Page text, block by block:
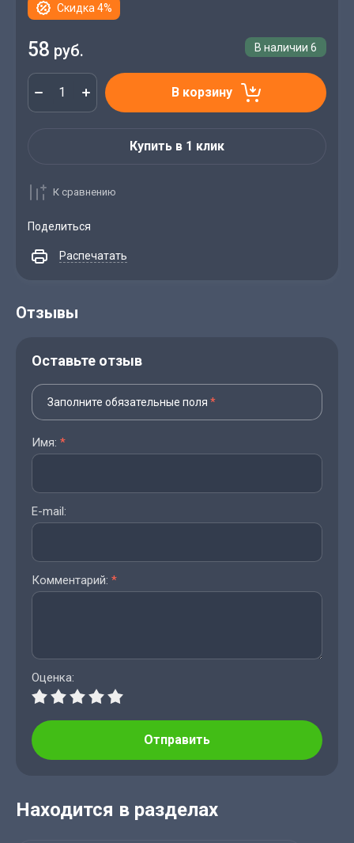
Скидка 4%
В наличии 6
58 руб.
В корзину
Купить в 1 клик
К сравнению
Поделиться
Распечатать
Отзывы
Оставьте отзыв
Заполните обязательные поля *
Имя: *
E-mail:
Комментарий: *
Оценка:
Отправить
Находится в разделах